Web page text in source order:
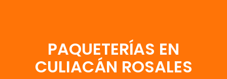
PAQUETERÍAS EN
CULIACÁN ROSALES